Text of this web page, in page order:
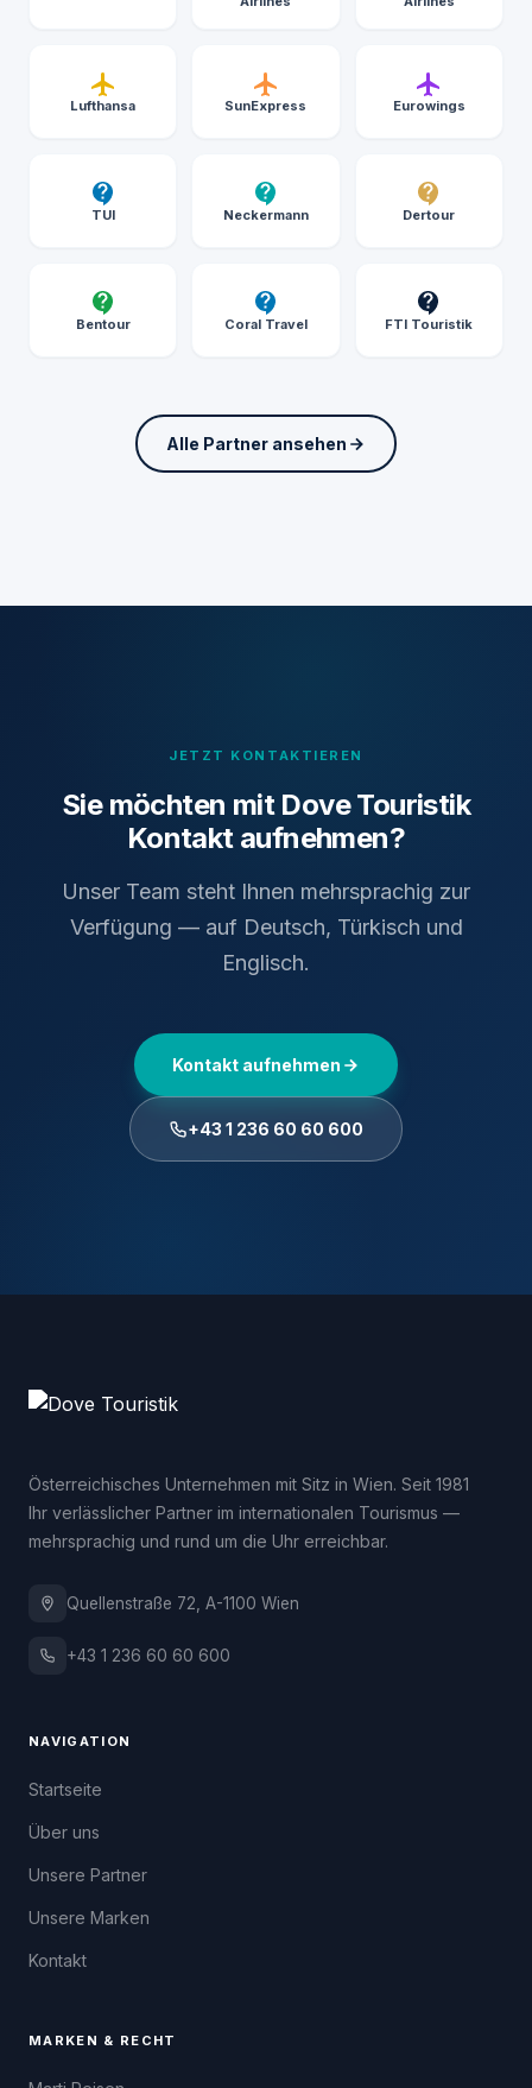
Lufthansa SunExpress Eurowings
TUI Neckermann Dertour
Bentour Coral Travel FTI Touristik
Alle Partner ansehen
JETZT KONTAKTIEREN
Sie möchten mit Dove Touristik
Kontakt aufnehmen?
Unser Team steht Ihnen mehrsprachig zur
Verfügung — auf Deutsch, Türkisch und
Englisch.
Kontakt aufnehmen
+43 1 236 60 60 600
Österreichisches Unternehmen mit Sitz in Wien. Seit 1981
Ihr verlässlicher Partner im internationalen Tourismus —
mehrsprachig und rund um die Uhr erreichbar.
Quellenstraße 72, A-1100 Wien
+43 1 236 60 60 600
NAVIGATION
Startseite
Über uns
Unsere Partner
Unsere Marken
Kontakt
MARKEN & RECHT